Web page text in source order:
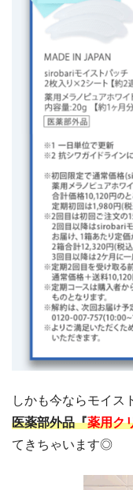
しかも今ならモイス
医薬部外品『薬用ク
てきちゃいます◎